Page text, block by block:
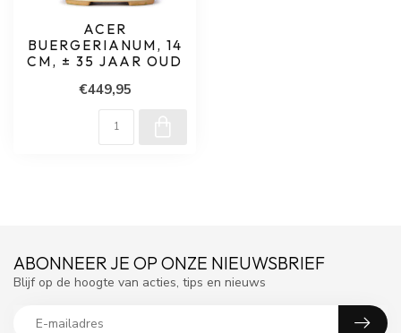
ACER
BUERGERIANUM, 14
CM, ± 35 JAAR OUD
€449,95
ABONNEER JE OP ONZE NIEUWSBRIEF
Blijf op de hoogte van acties, tips en nieuws